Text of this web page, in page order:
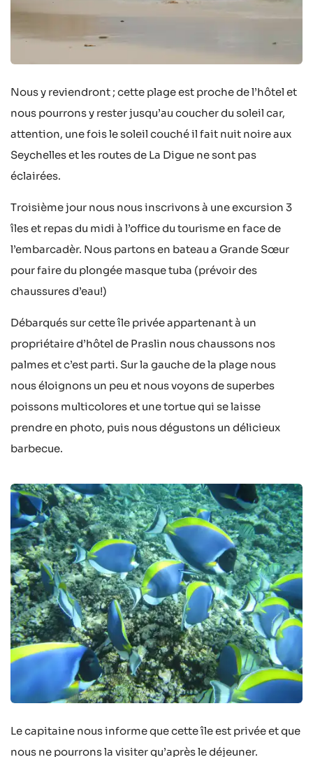
Nous y reviendront ; cette plage est proche de l’hôtel et
nous pourrons y rester jusqu’au coucher du soleil car,
attention, une fois le soleil couché il fait nuit noire aux
Seychelles et les routes de La Digue ne sont pas
éclairées.
Troisième jour nous nous inscrivons à une excursion 3
îles et repas du midi à l’office du tourisme en face de
l’embarcadèr. Nous partons en bateau a Grande Sœur
pour faire du plongée masque tuba (prévoir des
chaussures d’eau!)
Débarqués sur cette île privée appartenant à un
propriétaire d’hôtel de Praslin nous chaussons nos
palmes et c’est parti. Sur la gauche de la plage nous
nous éloignons un peu et nous voyons de superbes
poissons multicolores et une tortue qui se laisse
prendre en photo, puis nous dégustons un délicieux
barbecue.
Le capitaine nous informe que cette île est privée et que
nous ne pourrons la visiter qu’après le déjeuner.